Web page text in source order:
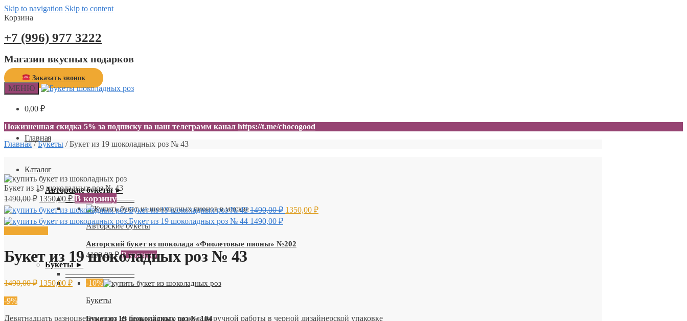
Skip to navigation Skip to content
Корзина
+7 (996) 977 3222
Магазин вкусных подарков
Заказать звонок
МЕНЮ
0,00 ₽
Главная
Каталог
Авторские букеты ►
—————————
Авторские букеты
Авторский букет из шоколада «Фиолетовые пионы» №202
4190,00₽ В корзину
Букеты ►
—————————
-10%
Букеты
Букет из 19 шоколадных роз № 104
Пожизненная скидка 5% за подписку на наш телеграмм канал https://t.me/chocogood
Главная/Букеты /Букет из 19 шоколадных роз № 43
Букет из 19 шоколадных роз № 43
1490,00₽ 1350,00₽ В корзину
Букет из 19 шоколадных роз № 42 1490,00₽ 1350,00 ₽
Букет из 19 шоколадных роз № 44 1490,00 ₽
Букет из 19 шоколадных роз № 43
1490,00₽ 1350,00 ₽
-9%
Девятнадцать разноцветных роз из бельгийского шоколада ручной работы в черной дизайнерской упаковке